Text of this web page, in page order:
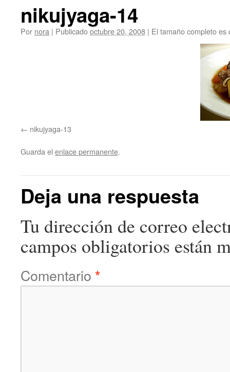
nikujyaga-14
Por nora | Publicadooctubre 20, 2008 | El tamaño completo
nikujyaga-13
Guarda el enlace permanente.
Deja una respuesta
Tu dirección de correo
campos obligatorios están
Comentario *